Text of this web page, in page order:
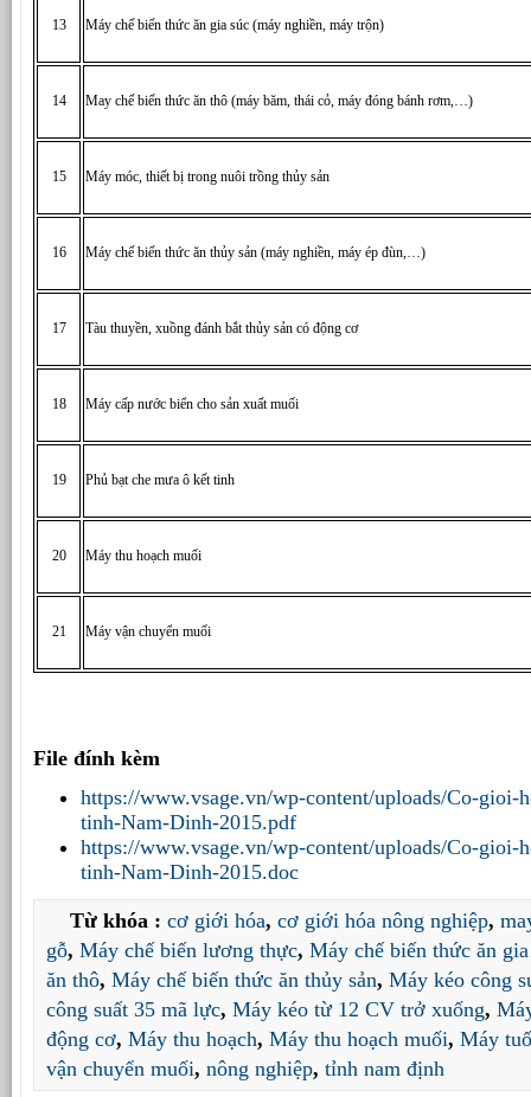
13 Máy chế biến thức ăn gia súc (máy nghiền, máy trộn)
14 May chế biến thức ăn thô (máy băm, thái cỏ, máy đóng bánh rơm,…)
15 Máy móc, thiết bị trong nuôi trồng thủy sản
16 Máy chế biến thức ăn thủy sản (máy nghiền, máy ép đùn,…)
17 Tàu thuyền, xuồng đánh bắt thủy sản có động cơ
18 Máy cấp nước biển cho sản xuất muối
19 Phủ bạt che mưa ô kết tinh
20 Máy thu hoạch muối
21 Máy vận chuyển muối
File đính kèm
https://www.vsage.vn/wp-content/uploads/Co-gioi-
tinh-Nam-Dinh-2015.pdf
https://www.vsage.vn/wp-content/uploads/Co-gioi-
tinh-Nam-Dinh-2015.doc
Từ khóa : cơ giới hóa, cơ giới hóa nông nghiệp,
gỗ, Máy chế biến lương thực, Máy chế biến thức ăn
ăn thô, Máy chế biến thức ăn thủy sản, Máy kéo công
công suất 35 mã lực, Máy kéo từ 12 CV trở xuống,
động cơ, Máy thu hoạch, Máy thu hoạch muối, Máy
vận chuyển muối, nông nghiệp, tỉnh nam định